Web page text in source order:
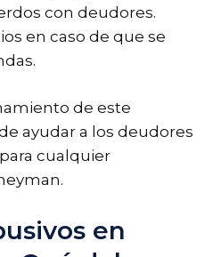
con deudores.
en caso de que se
de este
ayudar a los deudores
cualquier
en